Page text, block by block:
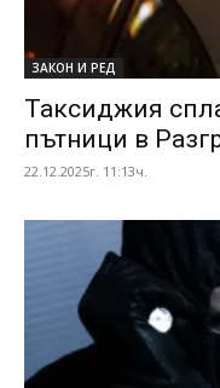
ЗАКОН И РЕД
Таксиджия
пътници в
22.12.2025г. 11:13ч.